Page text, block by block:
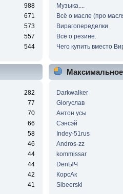
988
671
573
557
544
Музыка....
Всё о масле (про
Вирагопеределки
Всё о резине.
Чего купить вместо
282
77
70
66
58
46
44
44
42
41
Darkwalker
Gloryслав
Антон усы
Сэнсэй
Indey-51rus
Andros-zz
kommissar
DenЫЧ
КорсАк
Sibeerski